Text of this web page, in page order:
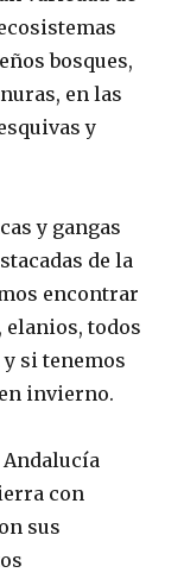
bosques,
en las
y
y gangas
de la
encontrar
elanios, todos
si tenemos
invierno.
con
sus